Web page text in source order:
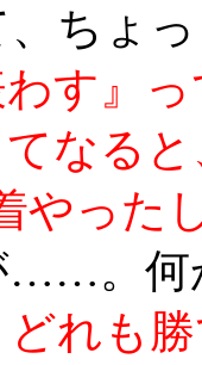
、ちょ
わす』
なる
やった
……。何
れも